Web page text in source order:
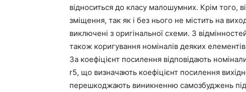
відноситься до класу малошумних. Крім того,
зміщення, так як і без нього не містить на
виключені з оригінальної схеми. З
також коригування номіналів деяких
За коефіцієнт посилення відповідають
r5, що визначають коефіцієнт посилення
перешкоджають виникненню самозбуджень